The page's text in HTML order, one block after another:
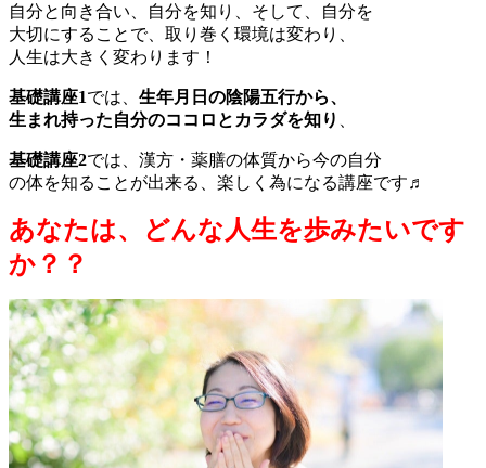
自分と向き合い、自分を知り、そして、自分を
大切にすることで、取り巻く環境は変わり、
人生は大きく変わります！
基礎講座1では、 生年月日の陰陽五行から、
生まれ持った自分のココロとカラダを知り
基礎講座2では、漢方・薬膳の体質から今の自分
の体を知ることが出来る、楽しく為になる講座です♬
あなたは、どんな人生を歩みたいです
か？？